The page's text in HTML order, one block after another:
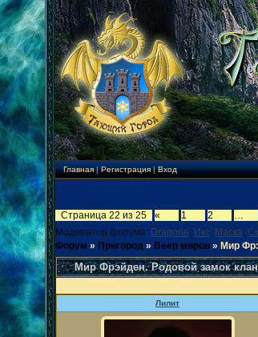
Главная|Регистрация|Вход
Страница 22 из 25 « 1 2 …
Модератор форума: Dragona, Икс, Маска,
Форум » Пригород » Веер миров » Мир
Мир Фрэйден. Родовой замок
Лилит